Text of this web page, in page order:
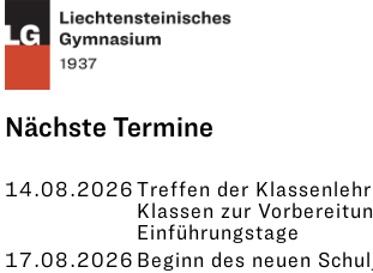
Nächste Termine
14.08.2026Treffen der
Klassen zur
Einführungstage
17.08.2026 Beginn des neuen
KONTAKT